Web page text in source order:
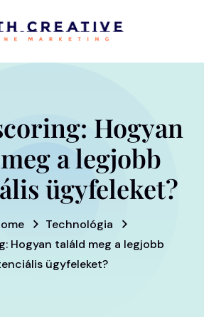
Hogyan
a legjobb
ügyfeleket?
Technológia
Hogyan találd meg a legjobb
ügyfeleket?